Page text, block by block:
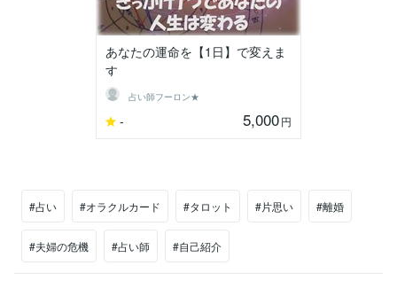
あなたの運命を【1日】で変えま
す
占い師フーロン★
- 5,000円
#占い #オラクルカード #タロット #片思い #離婚
#夫婦の危機 #占い師 #自己紹介